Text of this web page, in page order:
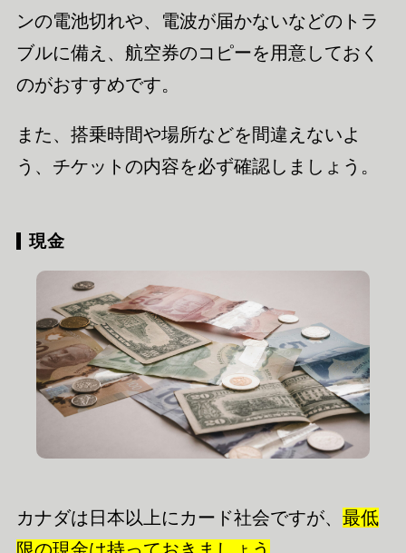
ンの電池切れや、電波が届かないなどのトラ
ブルに備え、航空券のコピーを用意しておく
のがおすすめです。
また、搭乗時間や場所などを間違えないよ
う、チケットの内容を必ず確認しましょう。
現金
カナダは日本以上にカード社会ですが、 最低